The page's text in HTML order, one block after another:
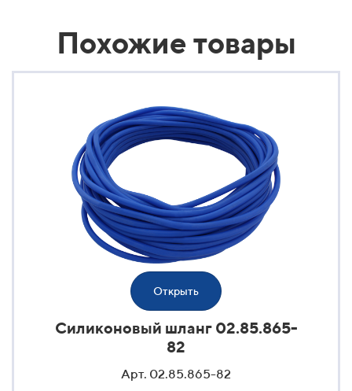
Похожие товары
Открыть
Силиконовый шланг 02.85.865-
82
Арт. 02.85.865-82